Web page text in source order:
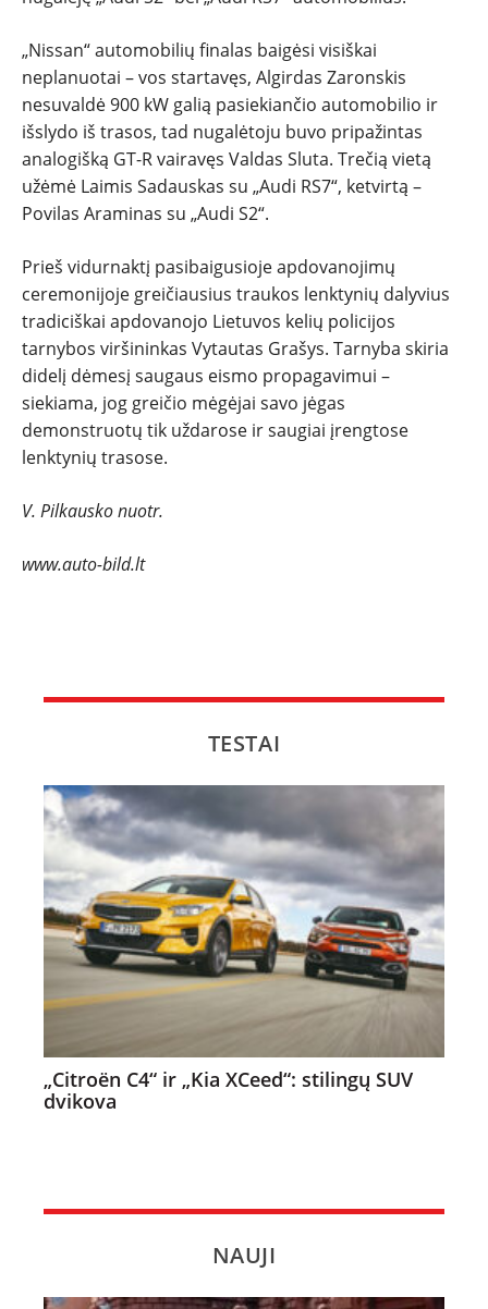
„Nissan“ automobilių finalas baigėsi visiškai
neplanuotai – vos startavęs, Algirdas Zaronskis
nesuvaldė 900 kW galią pasiekiančio automobilio ir
išslydo iš trasos, tad nugalėtoju buvo pripažintas
analogišką GT-R vairavęs Valdas Sluta. Trečią vietą
užėmė Laimis Sadauskas su „Audi RS7“, ketvirtą –
Povilas Araminas su „Audi S2“.
Prieš vidurnaktį pasibaigusioje apdovanojimų
ceremonijoje greičiausius traukos lenktynių dalyvius
tradiciškai apdovanojo Lietuvos kelių policijos
tarnybos viršininkas Vytautas Grašys. Tarnyba skiria
didelį dėmesį saugaus eismo propagavimui –
siekiama, jog greičio mėgėjai savo jėgas
demonstruotų tik uždarose ir saugiai įrengtose
lenktynių trasose.
V. Pilkausko nuotr.
www.auto-bild.lt
TESTAI
„Citroën C4“ ir „Kia XCeed“: stilingų SUV
dvikova
NAUJI